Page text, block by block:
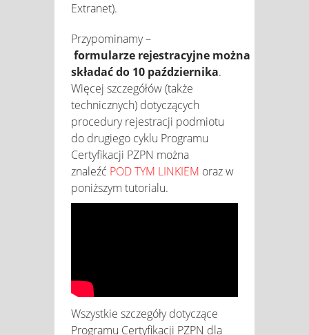
Extranet).
Przypominamy –
formularze rejestracyjne można
składać do 10 października.
Więcej szczegółów (także
technicznych) dotyczących
procedury rejestracji podmiotu
do drugiego cyklu Programu
Certyfikacji PZPN można
znaleźć POD TYM LINKIEM oraz w
poniższym tutorialu.
Wszystkie szczegóły dotyczące
Programu Certyfikacji PZPN dla